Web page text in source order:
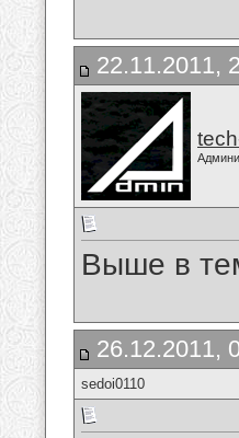
22.11.2011,
Выше в
26.12.2011,
sedoi0110